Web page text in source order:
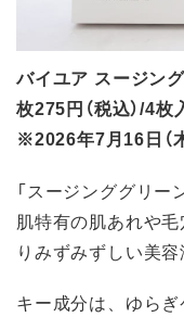
バイユア スージン
枚275円（税込）/4枚
※2026年7月16日（
「スージンググリー
肌特有の肌あれや
りみずみずしい美容
キー成分は、ゆら